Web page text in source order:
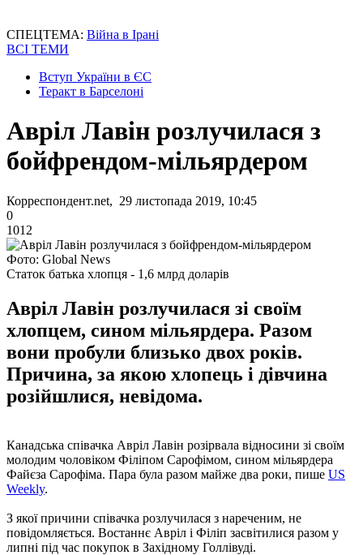
СПЕЦТЕМА: Війна в Ірані
ВСІ ТЕМИ
Вступ України в ЄС
Теракт в Барселоні
Авріл Лавін розлучилася з
бойфрендом-мільярдером
Корреспондент.net, 29 листопада 2019, 10:45
0
1012
Фото: Global News
Статок батька хлопця - 1,6 млрд доларів
Авріл Лавін розлучилася зі своїм
хлопцем, сином мільярдера. Разом
вони пробули близько двох років.
Причина, за якою хлопець і дівчина
розійшлися, невідома.
Канадська співачка Авріл Лавін розірвала відносини зі своїм
молодим чоловіком Філіпом Сарофімом, сином мільярдера
Файєза Сарофіма. Пара була разом майже два роки, пише US
Weekly.
З якої причини співачка розлучилася з нареченим, не
повідомляється. Востаннє Авріл і Філіп засвітилися разом у
липні під час покупок в Західному Голлівуді.